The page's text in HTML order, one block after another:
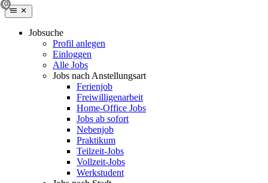
Jobsuche
Profil anlegen
Einloggen
Alle Jobs
Jobs nach Anstellungsart
Ferienjob
Freiwilligenarbeit
Home-Office Jobs
Jobs ab sofort
Nebenjob
Praktikum
Teilzeit-Jobs
Vollzeit-Jobs
Werkstudent